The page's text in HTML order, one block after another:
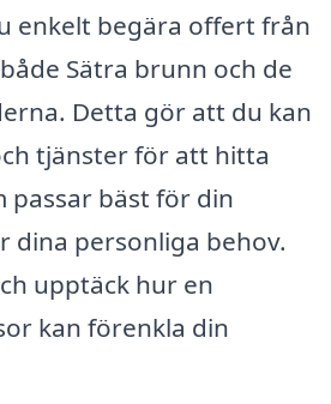
enkelt begära offert från
Sätra brunn och de
Detta gör att du kan
tjänster för att hitta
passar bäst för din
dina personliga behov.
upptäck hur en
kan förenkla din